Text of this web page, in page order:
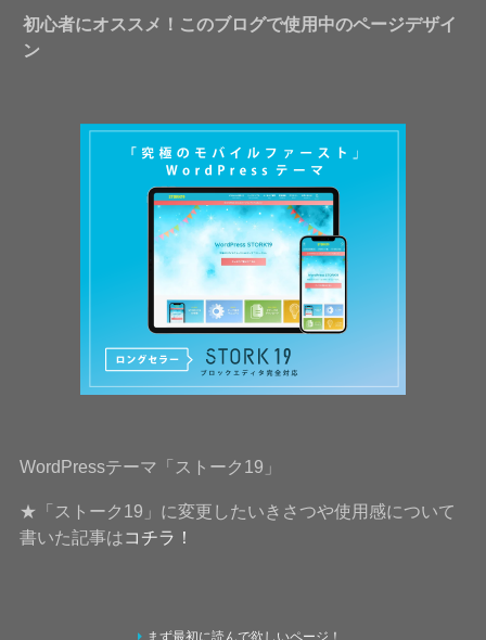
初心者にオススメ！このブログで使用中のページデザイ
ン
WordPressテーマ「ストーク19」
★「ストーク19」に変更したいきさつや使用感について
書いた記事はコチラ！
まず最初に読んで欲しいページ！